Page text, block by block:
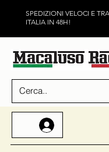
SPEDIZIONI VELOCI E
ITALIA IN 48H!